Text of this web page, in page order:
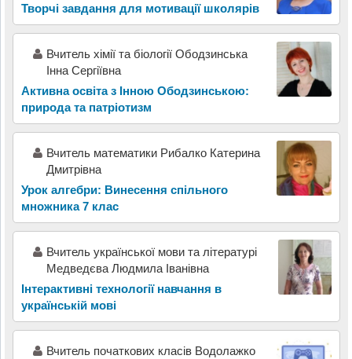
Творчі завдання для мотивації школярів
Вчитель хімії та біології Ободзинська
Інна Сергіївна
Активна освіта з Інною Ободзинською:
природа та патріотизм
Вчитель математики Рибалко Катерина
Дмитрівна
Урок алгебри: Винесення спільного
множника 7 клас
Вчитель української мови та літературі
Медведєва Людмила Іванівна
Інтерактивні технології навчання в
українській мові
Вчитель початкових класів Водолажко